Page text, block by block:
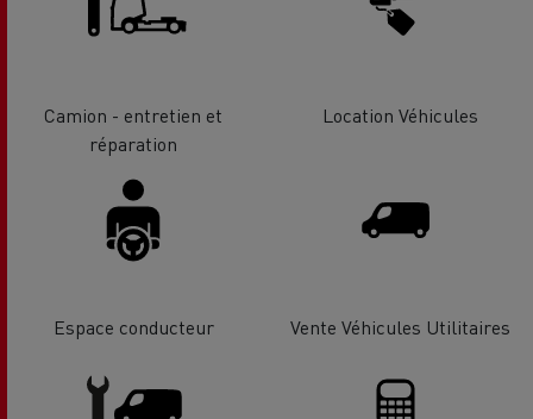
Camion - entretien et
réparation
Location Véhicules
Espace conducteur Vente Véhicules Utilitaires